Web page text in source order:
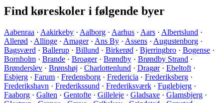
Find køreskoler i følgende byer
Aabenraa · Aakirkeby · Aalborg · Aarhus · Aars · Albertslund ·
Allerød · Allinge · Amager· Ans By · Assens · Augustenborg ·
Bagsværd · Ballerup · Billund · Birkerød · Bjerringbro · Bogense ·
Bornholm · Brande · Broager· Brøndby · Brøndby Strand ·
Brønderslev · Brønshøj · Charlottenlund · Dragør· Ebeltoft ·
Esbjerg · Farum · Fredensborg · Fredericia · Frederiksberg ·
Frederikshavn · Frederikssund · Frederiksværk · Fuglebjerg ·
Faaborg · Galten · Gentofte · Gilleleje · Gladsaxe · Glamsbjerg ·